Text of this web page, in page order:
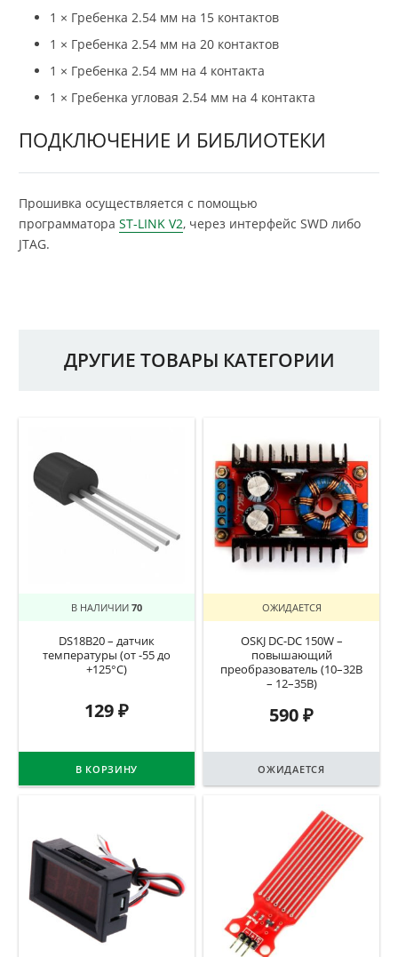
1 × Гребенка 2.54 мм на 15 контактов
1 × Гребенка 2.54 мм на 20 контактов
1 × Гребенка 2.54 мм на 4 контакта
1 × Гребенка угловая 2.54 мм на 4 контакта
ПОДКЛЮЧЕНИЕ И БИБЛИОТЕКИ
Прошивка осуществляется с помощью
программатора ST-LINK V2, через интерфейс SWD либо
JTAG.
ДРУГИЕ ТОВАРЫ КАТЕГОРИИ
В НАЛИЧИИ 70
DS18B20 – датчик
температуры (от -55 до
+125°C)
129₽
В КОРЗИНУ
ОЖИДАЕТСЯ
OSKJ DC-DC 150W –
повышающий
преобразователь (10–32В
– 12–35В)
590₽
ОЖИДАЕТСЯ